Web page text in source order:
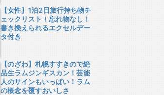
【女性】1泊2日旅行持ち物チ
ェックリスト！忘れ物なし！
書き換えられるエクセルデー
タ付き
【のざわ】札幌すすきので絶
品生ラムジンギスカン！芸能
人のサインもいっぱい！ラム
の概念を覆すおいしさ